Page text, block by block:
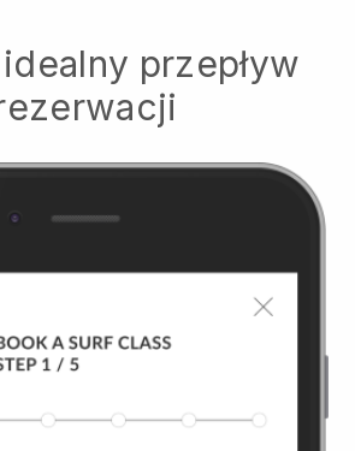
przepływ